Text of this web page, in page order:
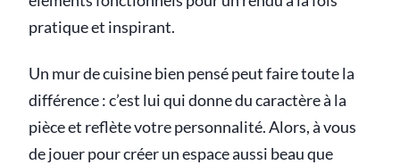
pratique et inspirant.
Un mur de cuisine bien pensé peut faire toute la
différence : c’est lui qui donne du caractère à la
pièce et reflète votre personnalité. Alors, à vous
de jouer pour créer un espace aussi beau que